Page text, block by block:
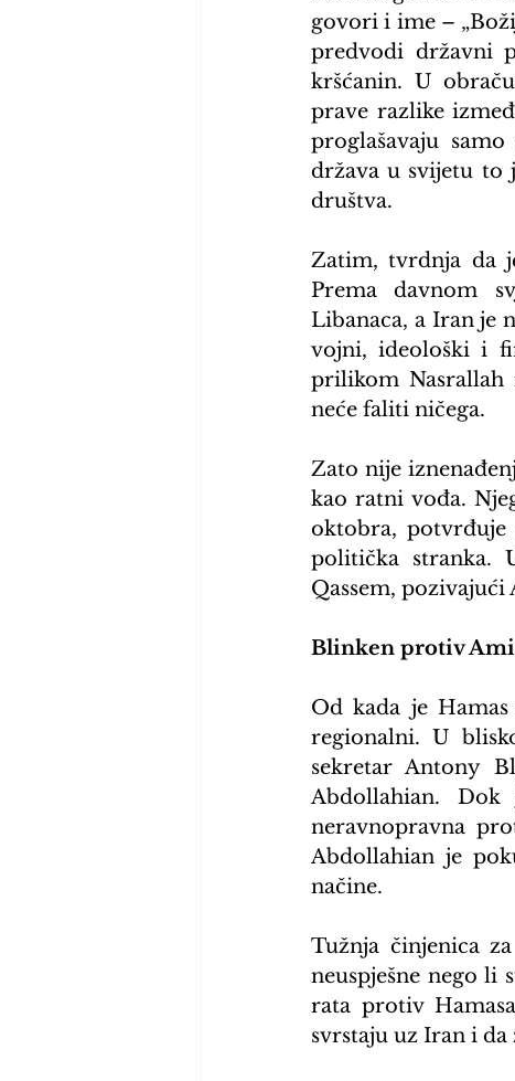
govori i ime –
predvodi državni
kršćanin. U
prave razlike
proglašavaju
država u svijetu to
društva.
Zatim, tvrdnja da
Prema davnom
Libanaca, a Iran je
vojni, ideološki i
prilikom Nasrallah
neće faliti ničega.
Zato nije
kao ratni vođa.
oktobra, potvrđuje
politička stranka.
Qassem,
Blinken protiv
Od kada je
regionalni. U
sekretar Antony
Abdollahian.
neravnopravna
Abdollahian je
načine.
Tužnja činjenica
neuspješne nego li
rata protiv
svrstaju uz Iran i